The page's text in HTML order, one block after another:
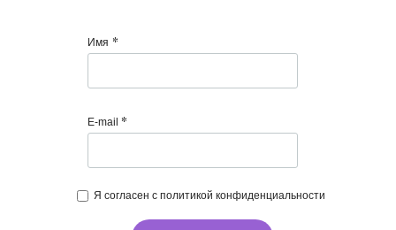
Имя *
E-mail *
Я согласен с политикой конфиденциальности